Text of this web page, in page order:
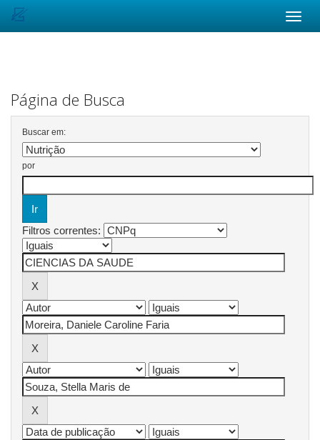
Página de Busca
Buscar em:
por
Filtros correntes: